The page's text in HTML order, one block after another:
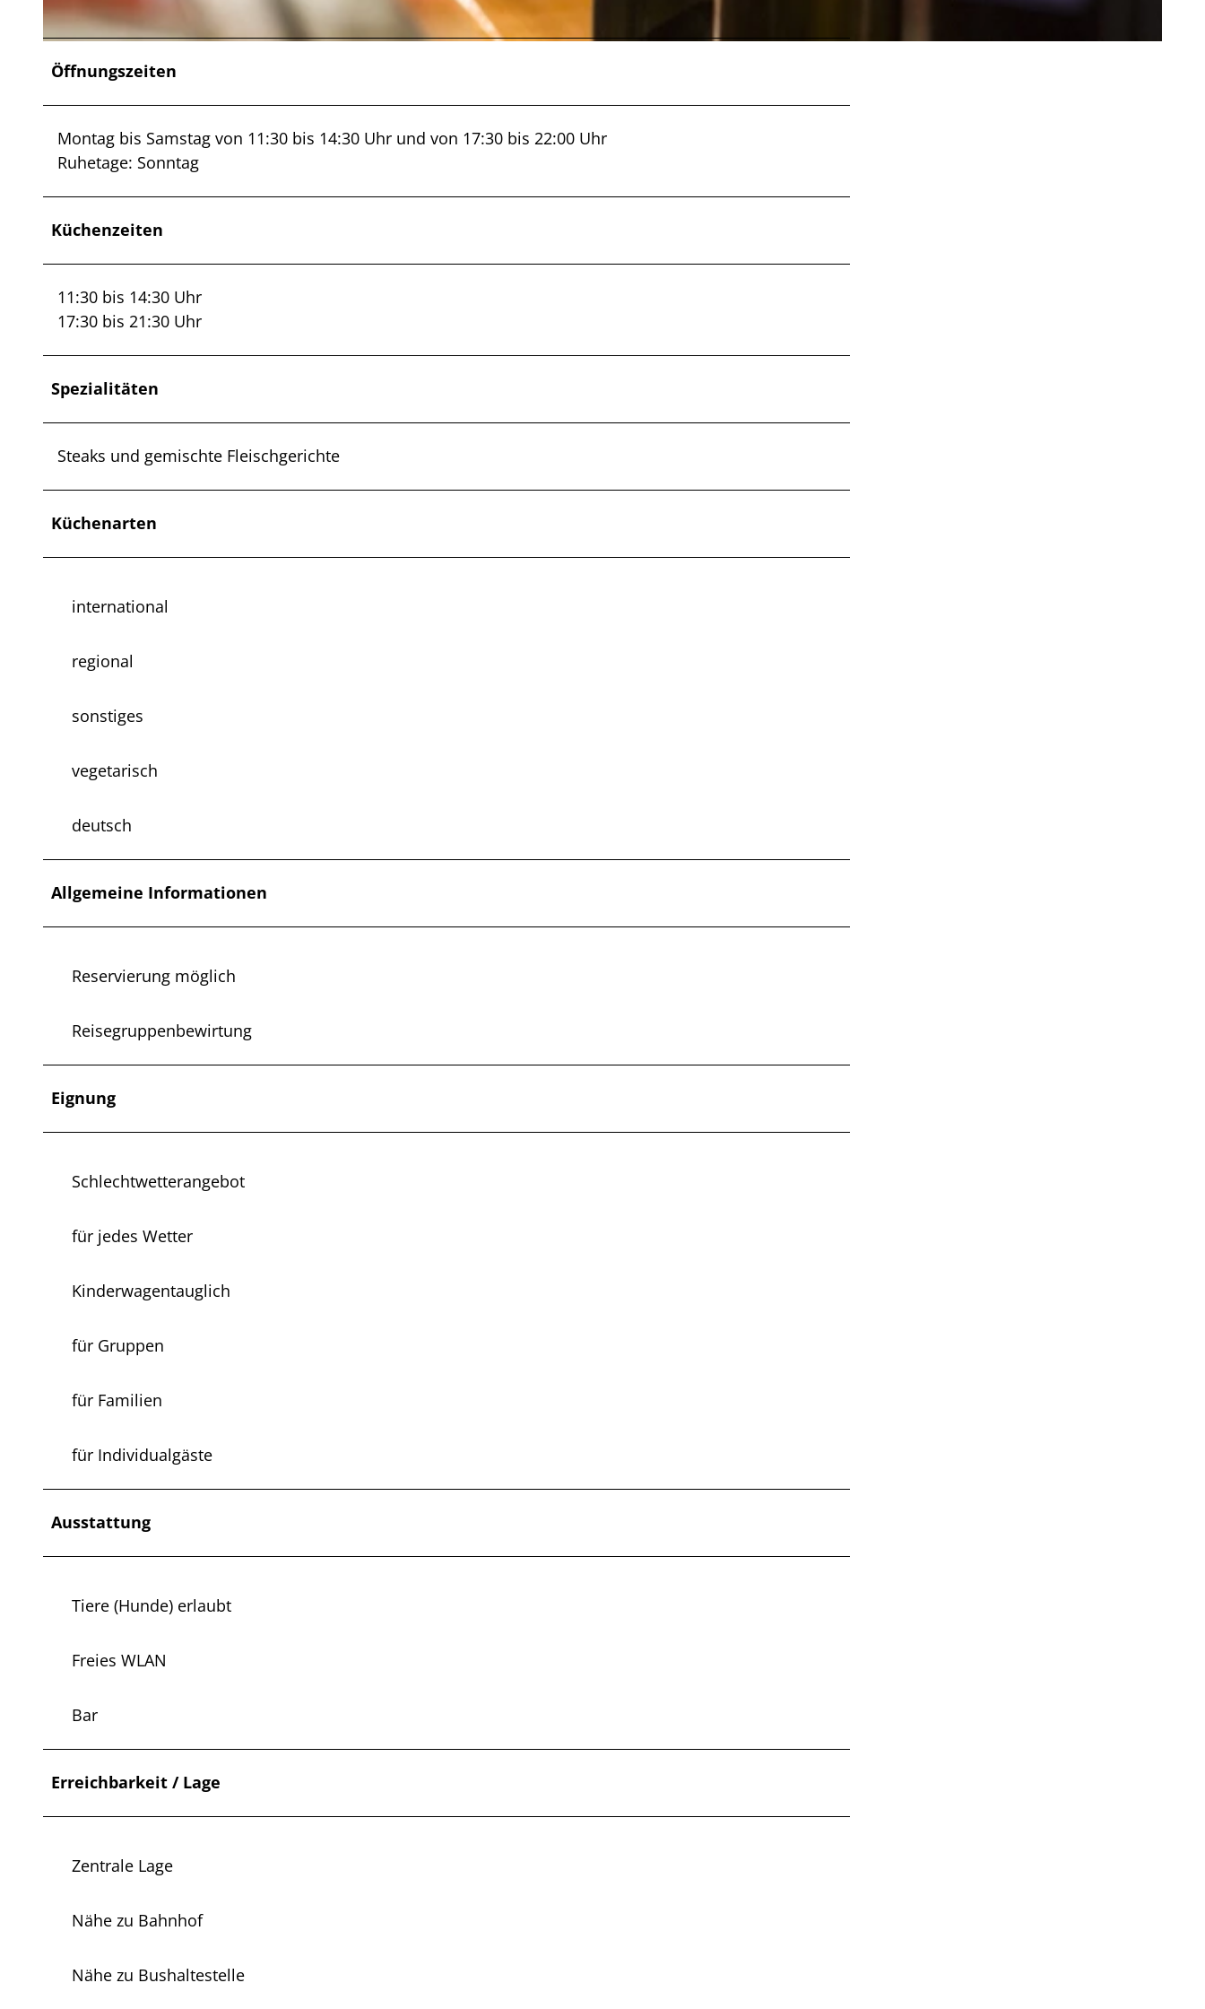
Öffnungszeiten
Montag bis Samstag von 11:30 bis 14:30 Uhr und von 17:30 bis 22:00 Uhr
Ruhetage: Sonntag
Küchenzeiten
11:30 bis 14:30 Uhr
17:30 bis 21:30 Uhr
Spezialitäten
Steaks und gemischte Fleischgerichte
Küchenarten
international
regional
sonstiges
vegetarisch
deutsch
Allgemeine Informationen
Reservierung möglich
Reisegruppenbewirtung
Eignung
Schlechtwetterangebot
für jedes Wetter
Kinderwagentauglich
für Gruppen
für Familien
für Individualgäste
Ausstattung
Tiere (Hunde) erlaubt
Freies WLAN
Bar
Erreichbarkeit / Lage
Zentrale Lage
Nähe zu Bahnhof
Nähe zu Bushaltestelle